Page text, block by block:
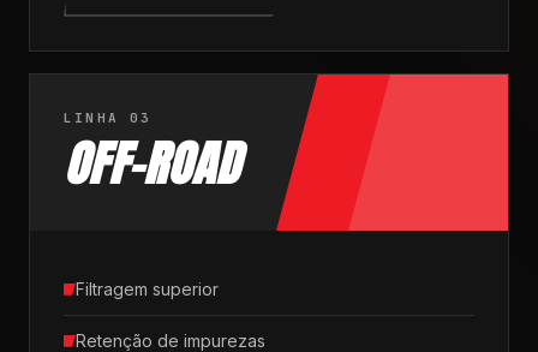
LINHA 03
OFF-ROAD
Filtragem superior
Retenção de impurezas